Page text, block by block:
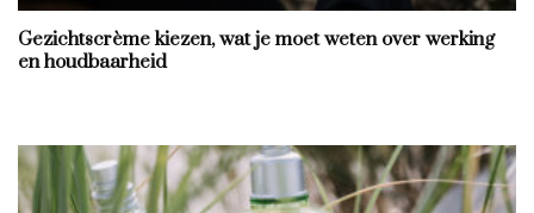
Gezichtscrème kiezen, wat je moet weten over werking
en houdbaarheid